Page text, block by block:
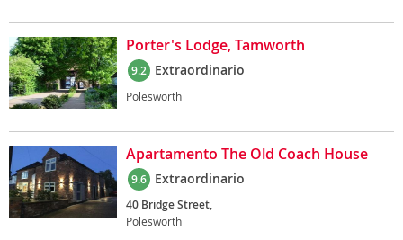
Porter's Lodge, Tamworth
9.2 Extraordinario
Polesworth
Apartamento The Old Coach House
9.6 Extraordinario
40 Bridge Street,
Polesworth